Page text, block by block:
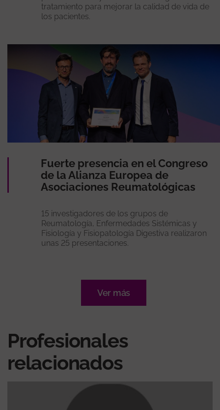
tratamiento para mejorar la calidad de vida de
los pacientes.
Fuerte presencia en el Congreso
de la Alianza Europea de
Asociaciones Reumatológicas
15 investigadores de los grupos de
Reumatología, Enfermedades Sistémicas y
Fisiología y Fisiopatología Digestiva realizaron
unas 25 presentaciones.
Ver más
Profesionales
relacionados